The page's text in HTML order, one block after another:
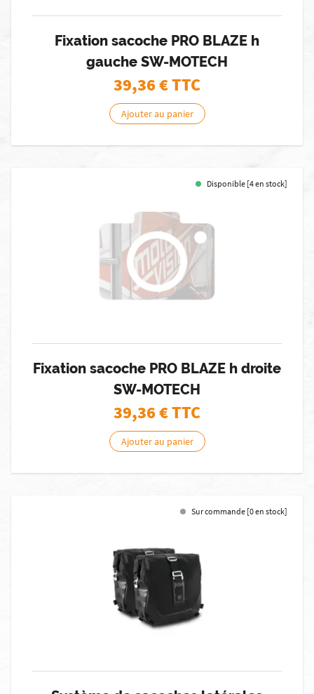
Fixation sacoche PRO BLAZE h
gauche SW-MOTECH
39,36€ TTC
Ajouter au panier
Disponible [4 en stock]
Fixation sacoche PRO BLAZE h droite
SW-MOTECH
39,36€ TTC
Ajouter au panier
Sur commande [0 en stock]